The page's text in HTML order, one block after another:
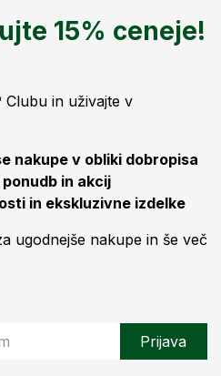
15% ceneje!
Clubu in uživajte v
nakupe v obliki dobropisa
in akcij
in ekskluzivne izdelke
ugodnejše nakupe in še več
Prijava